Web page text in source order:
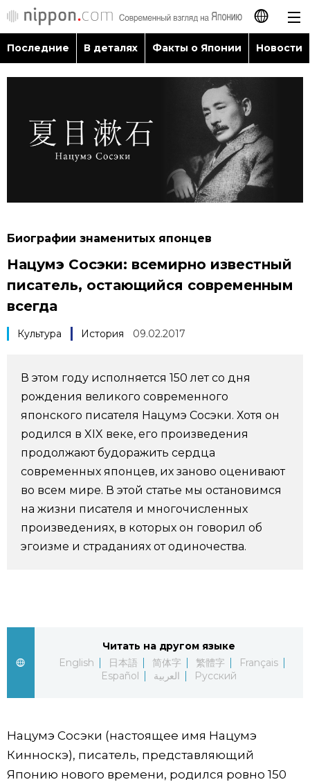
日本語
English
简体字
繁體字
Français
العربية
Последние
Путеводитель по Японии
Фото/Видео
Разделы
Люди
Блог
Политика
Экономика
От редакции
Популярные статьи
Японский язык
Японский калейдоскоп
Семья
official SNS
Последние В деталях Факты о Японии Новости
Биографии знаменитых японцев
Нацумэ Сосэки: всемирно известный
писатель, остающийся современным
всегда
Культура История 09.02.2017
В этом году исполняется 150 лет со дня
рождения великого современного
японского писателя Нацумэ Сосэки. Хотя он
родился в XIX веке, его произведения
продолжают будоражить сердца
современных японцев, их заново оценивают
во всем мире. В этой статье мы остановимся
на жизни писателя и многочисленных
произведениях, в которых он говорил об
эгоизме и страданиях от одиночества.
Читать на другом языке
English
日本語 简体字 繁體字
Français
Español
العربية Русский
Нацумэ Сосэки (настоящее имя Нацумэ
Кинноскэ), писатель, представляющий
Японию нового времени, родился ровно 150